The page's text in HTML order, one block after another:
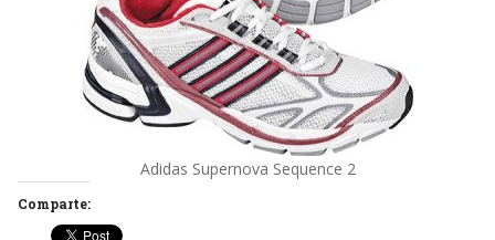
Adidas Supernova Sequence 2
Comparte: